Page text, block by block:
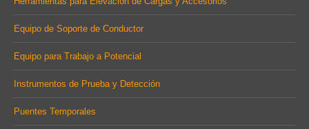
Equipo de Soporte de Conductor
Equipo para Trabajo a Potencial
Instrumentos de Prueba y Detección
Puentes Temporales